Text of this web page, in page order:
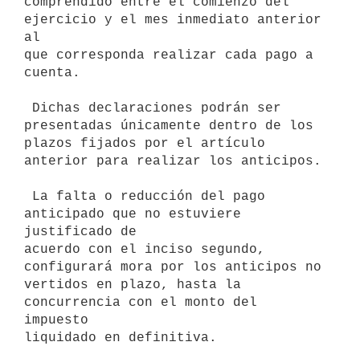
ejercicio y el mes inmediato anterior
al
que corresponda realizar cada pago a
cuenta.
presentadas únicamente dentro de los
plazos fijados por el artículo
anterior para realizar los anticipos.
anticipado que no estuviere
justificado de
acuerdo con el inciso segundo,
configurará mora por los anticipos no
vertidos en plazo, hasta la
concurrencia con el monto del
impuesto